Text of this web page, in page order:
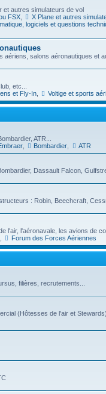
et autres simulateurs de vol
FSX, X Plane et autres
logiciels et questions
aériens, salons aéronautiques et
etc...
et Fly-In, Voltige et sports
ATR...
, Bombardier ATR
Dassault Falcon,
: Robin, Beechcraft,
l'air, l'aéronavale, les avions de
Forum des Forces Aériennes
filières, recrutements...
(Hôtesses de l'air et Stewards)